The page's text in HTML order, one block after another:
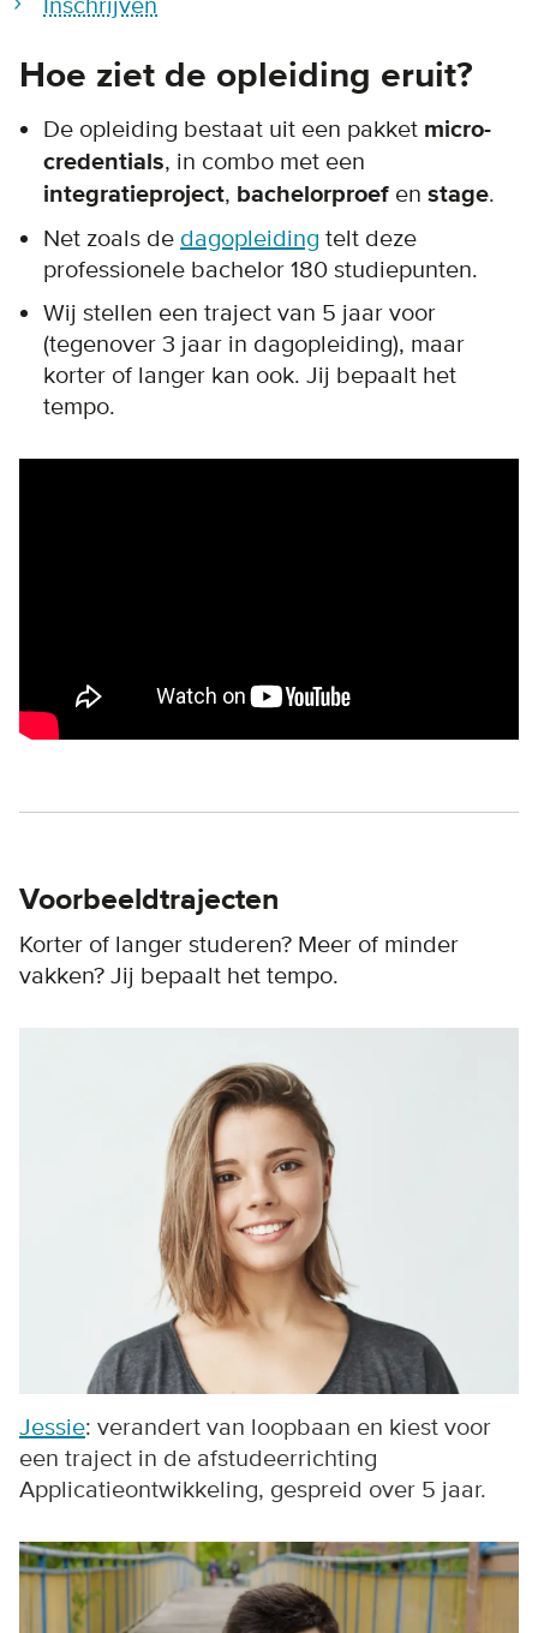
Hoe ziet de opleiding eruit?
De opleiding bestaat uit een pakket micro-
credentials, in combo met een
integratieproject, bachelorproef en stage.
Net zoals de dagopleiding telt deze
professionele bachelor 180 studiepunten.
Wij stellen een traject van 5 jaar voor
(tegenover 3 jaar in dagopleiding), maar
korter of langer kan ook. Jij bepaalt het
tempo.
Voorbeeldtrajecten
Korter of langer studeren? Meer of minder
vakken? Jij bepaalt het tempo.
Jessie: verandert van loopbaan en kiest voor
een traject in de afstudeerrichting
Applicatieontwikkeling, gespreid over 5 jaar.